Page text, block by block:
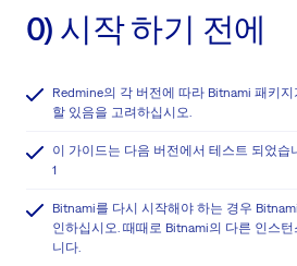
0) 시작 하기 전에
Redmine의 각 버전에 따라 Bitnami 패키
할 있음을 고려하십시오.
이 가이드는 다음 버전에서 테스트 되었습
1
Bitnami를 다시 시작해야 하는 경우
인하십시오. 때때로 Bitnami의 다른 인스
니다.